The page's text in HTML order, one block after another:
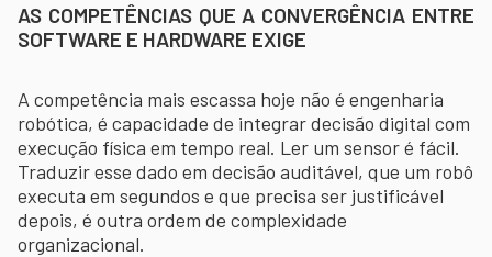
AS COMPETÊNCIAS QUE A CONVERGÊNCIA ENTRE
SOFTWARE E HARDWARE EXIGE
A competência mais escassa hoje não é engenharia
robótica, é capacidade de integrar decisão digital com
execução física em tempo real. Ler um sensor é fácil.
Traduzir esse dado em decisão auditável, que um robô
executa em segundos e que precisa ser justificável
depois, é outra ordem de complexidade
organizacional.